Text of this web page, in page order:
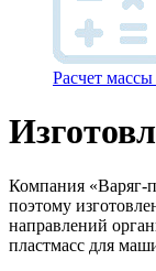
Расчет
Компания «Варяг-
поэтому
направлений
пластмасс для